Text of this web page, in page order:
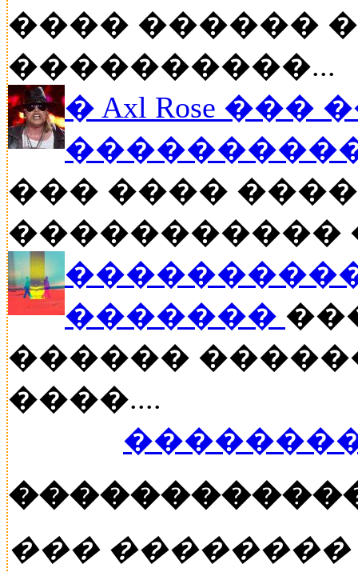
���� ������
����������...
� Axl Rose
��� ����
�����������
�������
������
����....
���